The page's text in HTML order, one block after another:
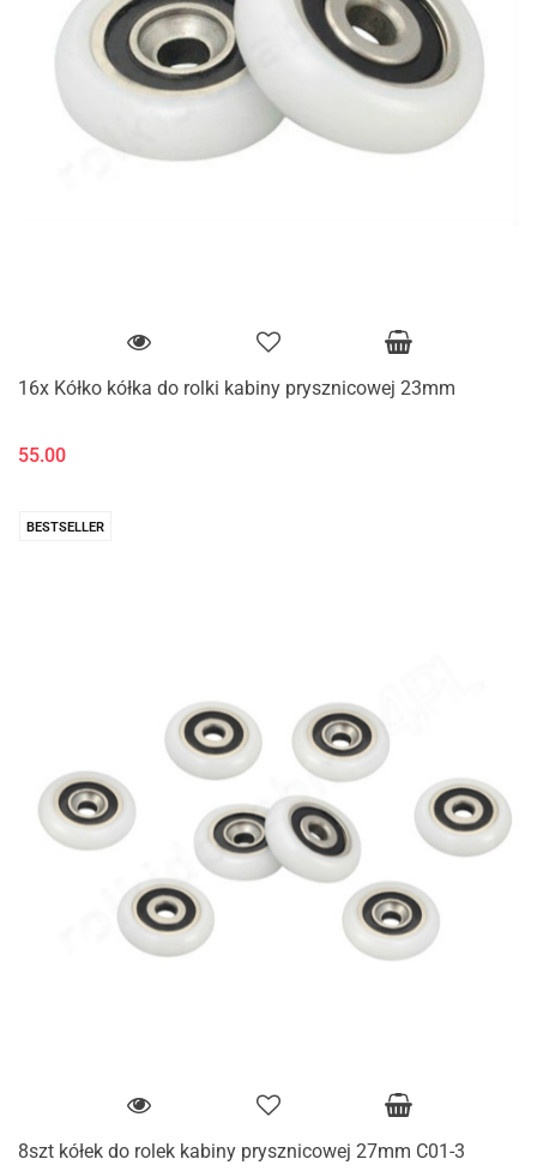
16x Kółko kółka do rolki kabiny prysznicowej 23mm
55.00
BESTSELLER
8szt kółek do rolek kabiny prysznicowej 27mm C01-3